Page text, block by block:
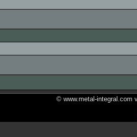
© www.metal-integral.com